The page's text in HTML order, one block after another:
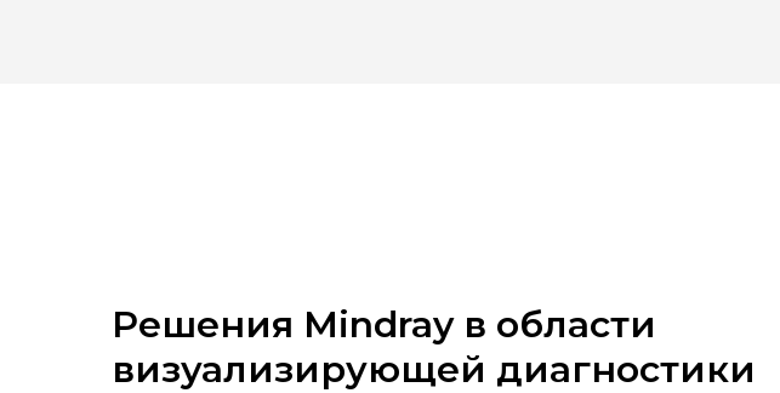
Решения Mindray в области
визуализирующей диагностики